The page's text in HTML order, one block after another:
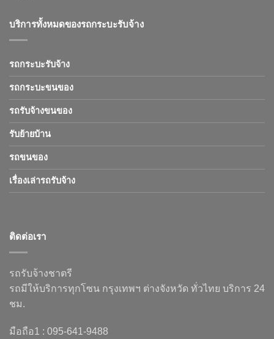
บริการทั้งหมดของรถกระบะรับจ้าง
รถกระบะรับจ้าง
รถกระบะขนของ
รถรับจ้างขนของ
รับย้ายบ้าน
รถขนของ
เรื่องเล่ารถรับจ้าง
ติดต่อเรา
รถรับจ้างชาตรี
รถมีให้บริการทุกโซน กรุงเทพฯ ต่างจังหวัด ทั่วไทย บริการ 24
ชม.
มือถือ1 : 095-641-9488